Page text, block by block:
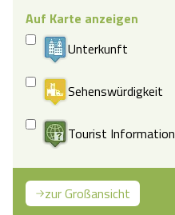
Auf Karte anzeigen
Unterkunft
Sehenswürdigkeit
Tourist Information
zur Großansicht